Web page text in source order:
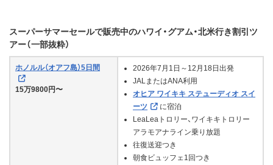
スーパーサマーセールで販売中のハワイ・グアム・北米行き割引ツ
アー（一部抜粋）
ホノルル（オアフ島）5日間
15万9800円〜
2026年7月1日～12月18日出発
JALまたはANA利用
オヒア ワイキキ ステューディオ スイ
ーツ
に宿泊
LeaLeaトロリー、ワイキキトロリー
アラモアナライン乗り放題
往復送迎つき
朝食ビュッフェ1回つき